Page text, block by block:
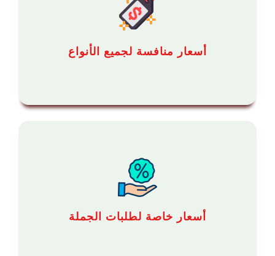
أسعار منافسة لجميع الأنواع
أسعار خاصة لطلبات الجملة